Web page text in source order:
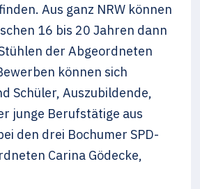
Aus ganz NRW können
16 bis 20 Jahren dann
der Abgeordneten
können sich
Schüler, Auszubildende,
junge Berufstätige aus
den drei Bochumer SPD-
Carina Gödecke,